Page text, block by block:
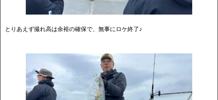
とりあえず撮れ高は余裕の確保で、無事にロケ終了♪